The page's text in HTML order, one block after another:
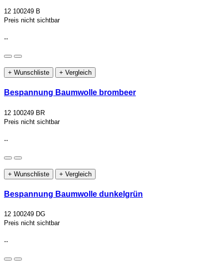
12 100249 B
Preis nicht sichtbar
..
+ Wunschliste + Vergleich
Bespannung Baumwolle brombeer
12 100249 BR
Preis nicht sichtbar
..
+ Wunschliste + Vergleich
Bespannung Baumwolle dunkelgrün
12 100249 DG
Preis nicht sichtbar
..